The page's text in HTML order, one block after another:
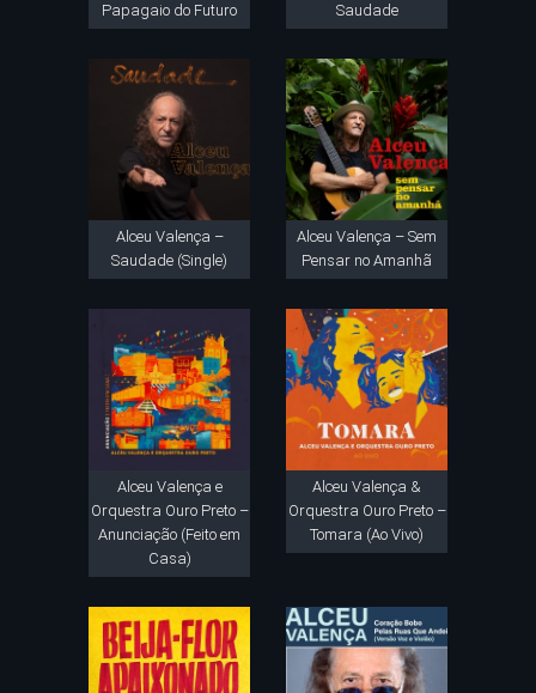
Papagaio do Futuro
Saudade
Alceu Valença –
Saudade (Single)
Alceu Valença – Sem
Pensar no Amanhã
Alceu Valença e
Orquestra Ouro Preto –
Anunciação (Feito em
Casa)
Alceu Valença &
Orquestra Ouro Preto –
Tomara (Ao Vivo)